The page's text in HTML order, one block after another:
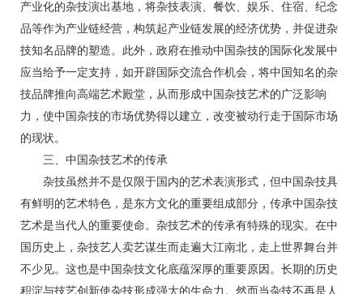
产业化的杂技演出基地，将杂技表演、餐饮、娱乐、住宿、纪念
品等作为产业链经营，构筑起产业链发展的经济优势，并促进杂
技知名品牌的塑造。此外，政府在推动中国杂技的国际化发展中
应当给予一定支持，如开辟国际交流合作机会，将中国知名的杂
技品牌推向高端艺术殿堂，从而形成中国杂技艺术的广泛影响
力，使中国杂技的市场优势得以建立，改变被动行走于国际市场
的现状。
三、中国杂技艺术的传承
杂技虽然并不是仅限于国内的艺术表演形式，但中国杂技具
有鲜明的艺术特色，是东方文化的重要组成部分，传承中国杂技
艺术是当代人的重要使命。杂技艺术的传承有特殊的现实。在中
国历史上，杂技艺人卖艺谋生而走遍大江南北，走上世界舞台并
不少见。这也是中国杂技文化底蕴深厚的重要原因。长期的历史
积淀与技艺创新使杂技形成强大的生命力。然而当杂技不再是人